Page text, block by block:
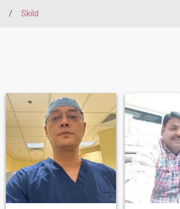
/ Skild